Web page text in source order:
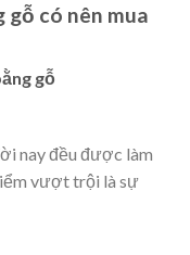
gỗ có nên mua
gỗ
nay đều được làm
vượt trội là sự